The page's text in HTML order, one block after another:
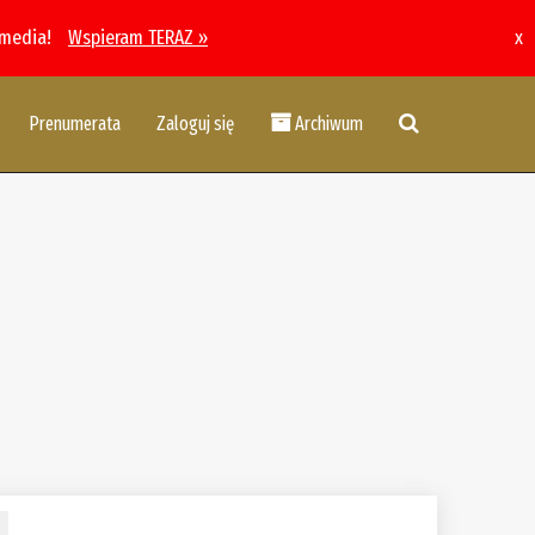
Wspieram TERAZ » x
Prenumerata Zaloguj się Archiwum